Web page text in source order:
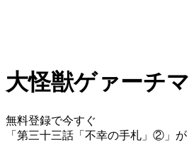
大怪獣ゲァーチマ
無料登録で今すぐ
「 第三十三話「不幸の手札」② 」が